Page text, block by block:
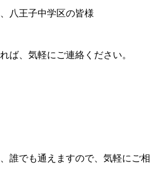
八王子中学区の皆様
ば、気軽にご連絡ください。
誰でも通えますので、気軽にご相